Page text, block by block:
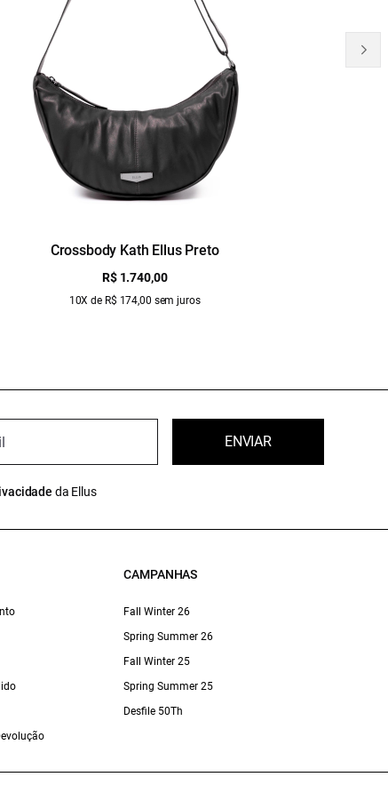
Crossbody Kath Ellus Preto
R$ 1.740,00
10X de R$ 174,00 sem juros
ENVIAR
da Ellus
CAMPANHAS
Fall Winter 26
Spring Summer 26
Fall Winter 25
Spring Summer 25
Desfile 50Th